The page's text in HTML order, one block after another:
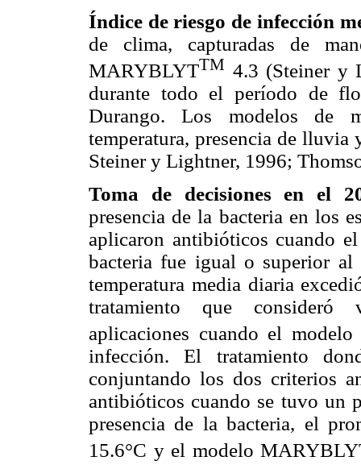
Índice de riesgo de infección
de clima, capturadas de
MARYBLYTTM 4.3 (Steiner y
durante todo el período de
Durango. Los modelos de
temperatura, presencia de
Steiner y Lightner, 1996;
Toma de decisiones en el
presencia de la bacteria en los
aplicaron antibióticos cuando
bacteria fue igual o superior al
temperatura media diaria
tratamiento que consideró
aplicaciones cuando el
infección. El tratamiento
conjuntando los dos criterios
antibióticos cuando se tuvo un
presencia de la bacteria, el
15.6°C y el modelo